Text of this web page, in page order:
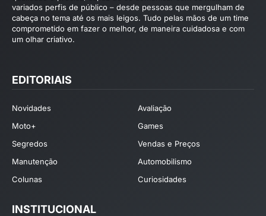
variados perfis de público – desde pessoas que mergulham de
cabeça no tema até os mais leigos. Tudo pelas mãos de um time
comprometido em fazer o melhor, de maneira cuidadosa e com
um olhar criativo.
EDITORIAIS
Novidades
Avaliação
Moto+
Games
Segredos
Vendas e Preços
Manutenção
Automobilismo
Colunas
Curiosidades
INSTITUCIONAL